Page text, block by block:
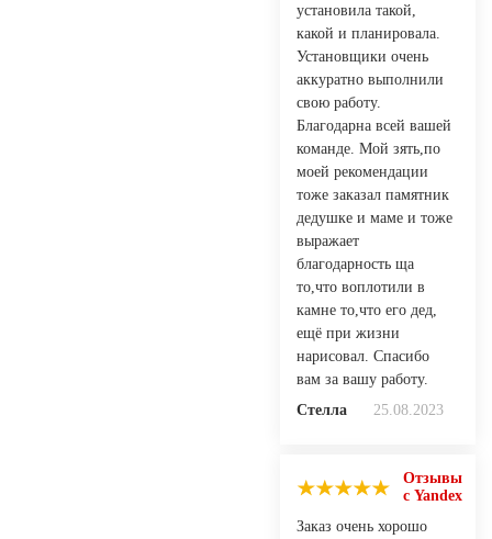
установила такой,
какой и планировала.
Установщики очень
аккуратно выполнили
свою работу.
Благодарна всей вашей
команде. Мой зять,по
моей рекомендации
тоже заказал памятник
дедушке и маме и тоже
выражает
благодарность ща
то,что воплотили в
камне то,что его дед,
ещё при жизни
нарисовал. Спасибо
вам за вашу работу.
Стелла
25.08.2023
Отзывы
с Yandex
Заказ очень хорошо